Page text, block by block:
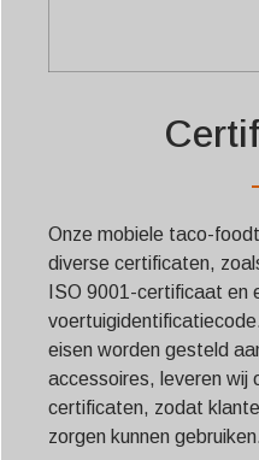
Onze mobiele taco-
diverse certificaten,
ISO 9001-certificaat en
eisen worden gesteld
accessoires, leveren wij
certificaten, zodat
zorgen kunnen gebruiken.